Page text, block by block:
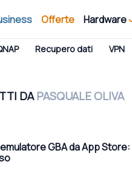
Offerte Hardware
Recupero dati VPN
DAPASQUALE OLIVA
GBA da App Store: